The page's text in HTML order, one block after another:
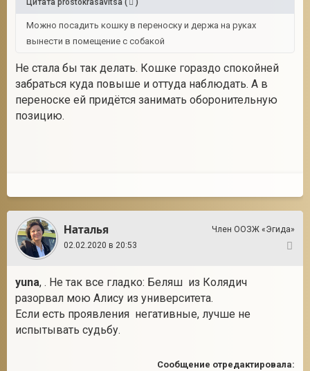
Цитата prostokrasavitsa ( )
Можно посадить кошку в переноску и держа на руках
вынести в помещение с собакой
Не стала бы так делать. Кошке гораздо спокойней
забраться куда повыше и оттуда наблюдать. А в
переноске ей придётся занимать оборонительную
позицию.
Наталья
Член ООЗЖ «Эгида»
02.02.2020 в 20:53
yuna, . Не так все гладко: Беляш из Колядич
разорвал мою Алису из университета.
Если есть проявления негативные, лучше не
испытывать судьбу.
Сообщение отредактировала: